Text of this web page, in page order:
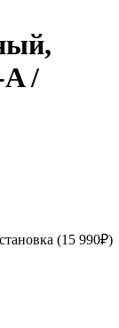
/
(15 990₽)